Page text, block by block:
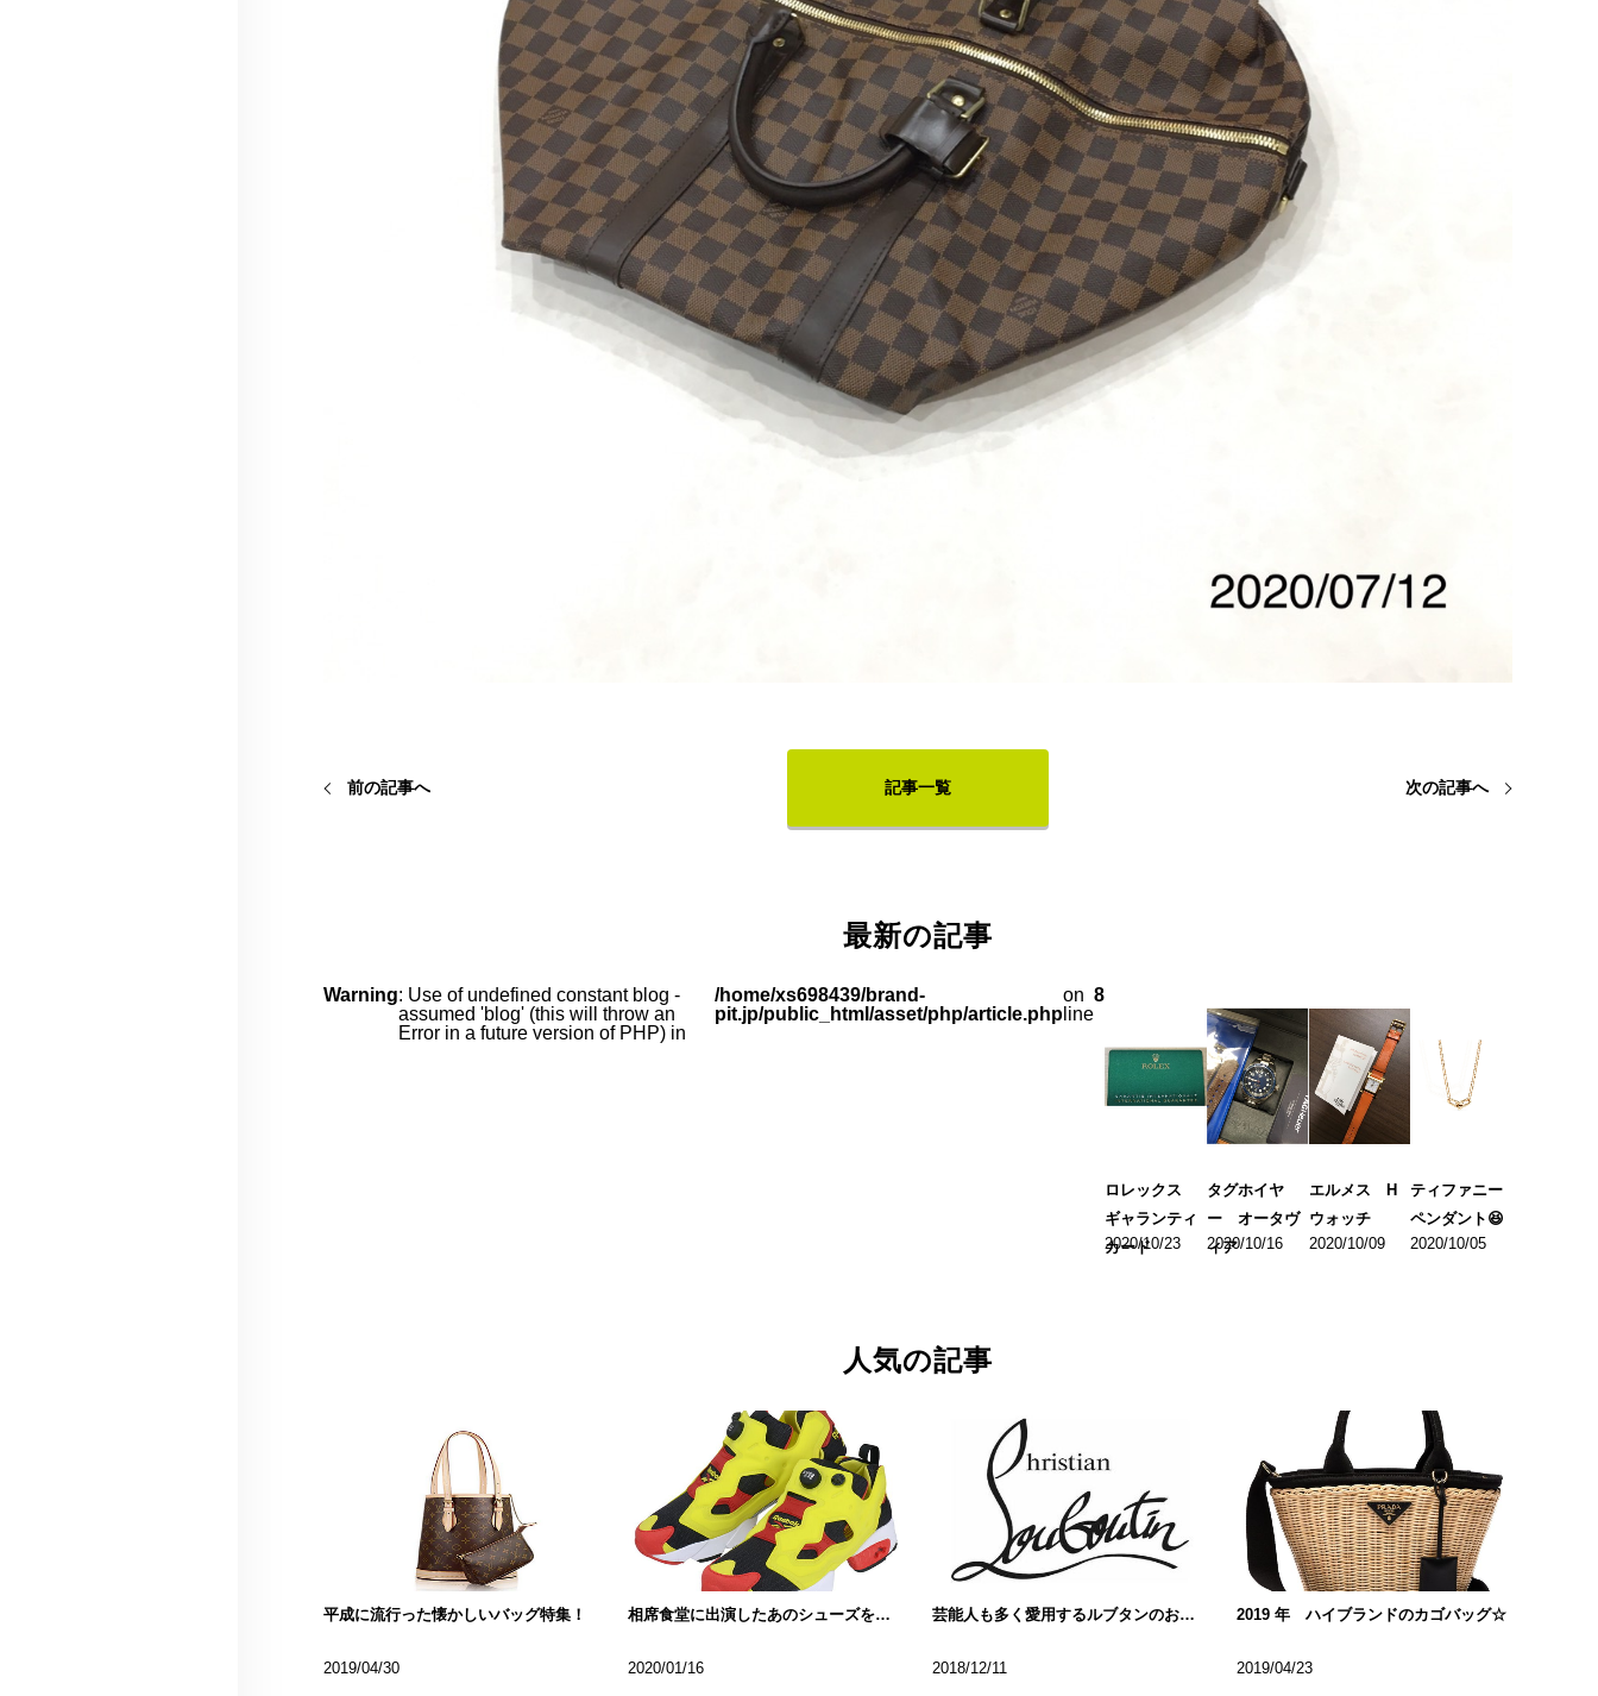
次の記事へ
前の記事へ 記事一覧
最新の記事
Warning: Use of undefined constant blog -
assumed 'blog' (this will throw an
Error in a future version of PHP) in
/home/xs698439/brand-
pit.jp/public_html/asset/php/article.php
on
line
8
ロレックス
ギャランティ
カード
2020/10/23
タグホイヤ
ー オータヴ
ィア
2020/10/16
エルメス H
ウォッチ
2020/10/09
ティファニー
ペンダント😆
2020/10/05
人気の記事
平成に流行った懐かしいバッグ特集！
2019/04/30
相席食堂に出演したあのシューズをご紹介
2020/01/16
芸能人も多く愛用するルブタンのお財布!!
2018/12/11
2019 年 ハイブランドのカゴバッグ☆
2019/04/23